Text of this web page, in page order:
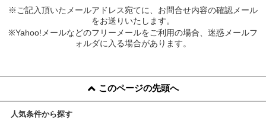
※ご記入頂いたメールアドレス宛てに、お問合せ内容の確認メール
をお送りいたします。
※Yahoo!メールなどのフリーメールをご利用の場合、迷惑メールフ
ォルダに入る場合があります。
このページの先頭へ
人気条件から探す